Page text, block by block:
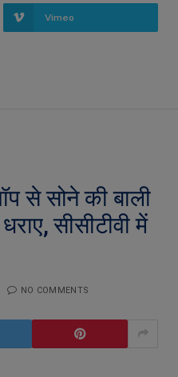
Vimeo
से सोने की बाली
सीसीटीवी में
NO COMMENTS